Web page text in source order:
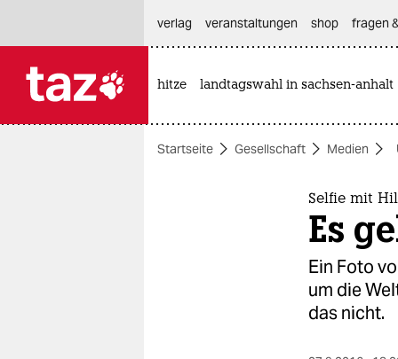
themen
verlag
veranstaltungen shop fragen
hitze landtagswahl in sachsen-anhalt
Startseite Gesellschaft Medien
Selfie mit
Es
Ein Foto
um die
das nicht.